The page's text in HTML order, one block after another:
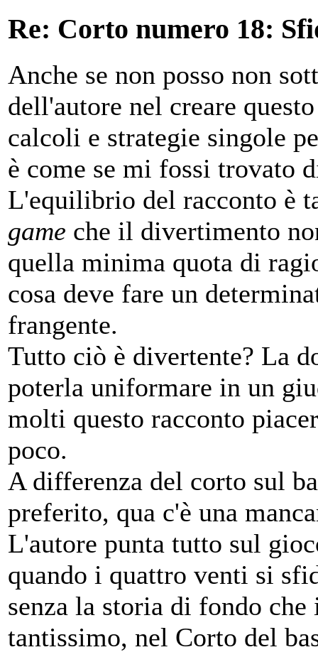
Re: Corto numero 18:
Anche se non posso non
dell'autore nel creare
calcoli e strategie singole
è come se mi fossi trovato
L'equilibrio del racconto è
game che il divertimento
quella minima quota di
cosa deve fare un
frangente.
Tutto ciò è divertente? La
poterla uniformare in un
molti questo racconto
poco.
A differenza del corto sul
preferito, qua c'è una
L'autore punta tutto sul
quando i quattro venti si
senza la storia di fondo
tantissimo, nel Corto del